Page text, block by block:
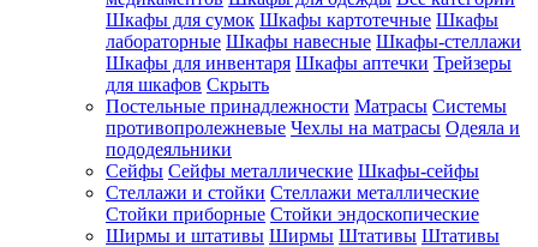
Шкафы для сумок Шкафы картотечные Шкафы
лабораторные Шкафы навесные Шкафы-стеллажи
Шкафы для инвентаря Шкафы аптечки Трейзеры
для шкафов Скрыть
Постельные принадлежности Матрасы Системы
противопролежневые Чехлы на матрасы Одеяла и
пододеяльники
Сейфы Сейфы металлические Шкафы-сейфы
Стеллажи и стойки Стеллажи металлические
Стойки приборные Стойки эндоскопические
Ширмы и штативы Ширмы Штативы Штативы